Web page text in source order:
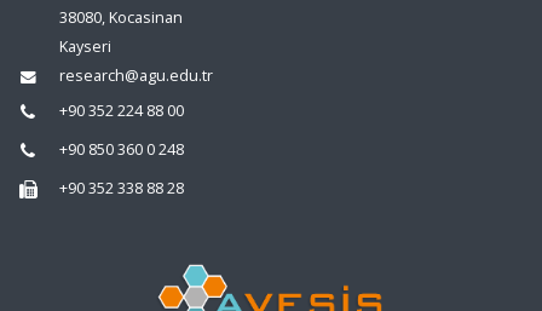
38080, Kocasinan
Kayseri
research@agu.edu.tr
+90 352 224 88 00
+90 850 360 0 248
+90 352 338 88 28